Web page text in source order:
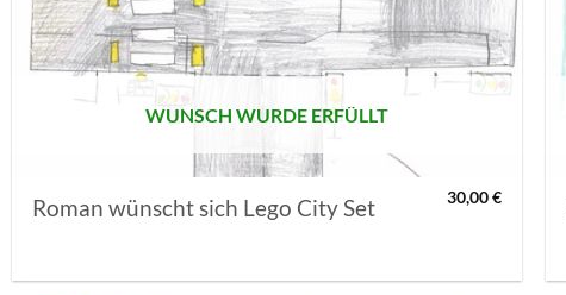
MERKLISTE
SETZEN
WUNSCH WURDE ERFÜLLT
Roman wünscht sich Lego City Set 30,00€